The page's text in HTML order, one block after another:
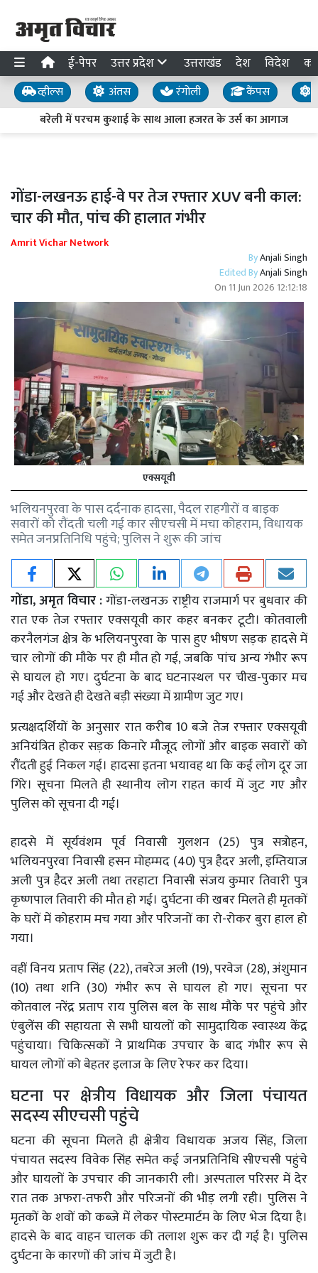
ई-पेपर उत्तर प्रदेश उत्तराखंड देश विदेश
व्हील्स अंतस रंगोली कैंपस
बरेली में परचम कुशाई के साथ आला हजरत के उर्स का आगाज
गोंडा-लखनऊ हाई-वे पर तेज रफ्तार XUV बनी काल:
चार की मौत, पांच की हालात गंभीर
Amrit Vichar Network
ByAnjali Singh
Edited ByAnjali Singh
On 11 Jun 2026 12:12:18
एक्सयूवी
भलियनपुरवा के पास दर्दनाक हादसा, पैदल राहगीरों व बाइक
सवारों को रौंदती चली गई कार सीएचसी में मचा कोहराम, विधायक
समेत जनप्रतिनिधि पहुंचे; पुलिस ने शुरू की जांच
गोंडा, अमृत विचार :गोंडा-लखनऊ राष्ट्रीय राजमार्ग पर बुधवार की
रात एक तेज रफ्तार एक्सयूवी कार कहर बनकर टूटी। कोतवाली
करनैलगंज क्षेत्र के भलियनपुरवा के पास हुए भीषण सड़क हादसे में
चार लोगों की मौके पर ही मौत हो गई, जबकि पांच अन्य गंभीर रूप
से घायल हो गए। दुर्घटना के बाद घटनास्थल पर चीख-पुकार मच
गई और देखते ही देखते बड़ी संख्या में ग्रामीण जुट गए।
प्रत्यक्षदर्शियों के अनुसार रात करीब 10 बजे तेज रफ्तार एक्सयूवी
अनियंत्रित होकर सड़क किनारे मौजूद लोगों और बाइक सवारों को
रौंदती हुई निकल गई। हादसा इतना भयावह था कि कई लोग दूर जा
गिरे। सूचना मिलते ही स्थानीय लोग राहत कार्य में जुट गए और
पुलिस को सूचना दी गई।
हादसे में सूर्यवंशम पूर्व निवासी गुलशन (25) पुत्र सत्रोहन,
भलियनपुरवा निवासी हसन मोहम्मद (40) पुत्र हैदर अली, इम्तियाज
अली पुत्र हैदर अली तथा तरहाटा निवासी संजय कुमार तिवारी पुत्र
कृष्णपाल तिवारी की मौत हो गई। दुर्घटना की खबर मिलते ही मृतकों
के घरों में कोहराम मच गया और परिजनों का रो-रोकर बुरा हाल हो
गया।
वहीं विनय प्रताप सिंह (22), तबरेज अली (19), परवेज (28), अंशुमान
(10) तथा शनि (30) गंभीर रूप से घायल हो गए। सूचना पर
कोतवाल नरेंद्र प्रताप राय पुलिस बल के साथ मौके पर पहुंचे और
एंबुलेंस की सहायता से सभी घायलों को सामुदायिक स्वास्थ्य केंद्र
पहुंचाया। चिकित्सकों ने प्राथमिक उपचार के बाद गंभीर रूप से
घायल लोगों को बेहतर इलाज के लिए रेफर कर दिया।
घटना पर क्षेत्रीय विधायक और जिला पंचायत
सदस्य सीएचसी पहुंचे
घटना की सूचना मिलते ही क्षेत्रीय विधायक अजय सिंह, जिला
पंचायत सदस्य विवेक सिंह समेत कई जनप्रतिनिधि सीएचसी पहुंचे
और घायलों के उपचार की जानकारी ली। अस्पताल परिसर में देर
रात तक अफरा-तफरी और परिजनों की भीड़ लगी रही। पुलिस ने
मृतकों के शवों को कब्जे में लेकर पोस्टमार्टम के लिए भेज दिया है।
हादसे के बाद वाहन चालक की तलाश शुरू कर दी गई है। पुलिस
दुर्घटना के कारणों की जांच में जुटी है।